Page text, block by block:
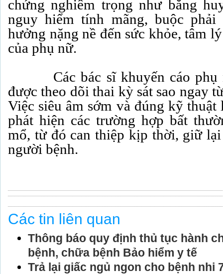
chứng nghiêm trọng như băng
nguy hiểm tính mãng, buộc
hưởng nặng nề đến sức khỏe, tâm
của phụ nữ.
Các bác sĩ khuyến cáo phụ
được theo dõi thai kỳ sát sao ngay
Việc siêu âm sớm và đúng kỹ thuật
phát hiện các trường hợp bất
mổ, từ đó can thiệp kịp thời, giữ
người bệnh.
Các tin liên quan
Thông báo quy định thủ tục hành
bệnh, chữa bệnh Bảo hiểm y tế
Trả lại giấc ngủ ngon cho bệnh nhi